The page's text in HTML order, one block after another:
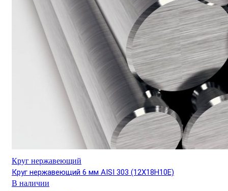
Круг нержавеющий
Круг нержавеющий 6 мм AISI 303 (12Х18Н10Е)
В наличии